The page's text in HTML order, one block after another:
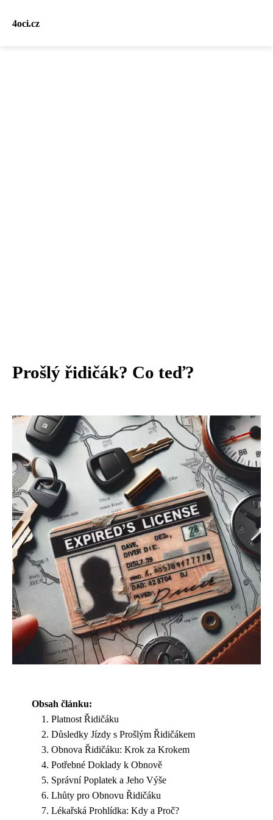
4oci.cz
Prošlý řidičák? Co teď?
Obsah článku:
Platnost Řidičáku
Důsledky Jízdy s Prošlým Řidičákem
Obnova Řidičáku: Krok za Krokem
Potřebné Doklady k Obnově
Správní Poplatek a Jeho Výše
Lhůty pro Obnovu Řidičáku
Lékařská Prohlídka: Kdy a Proč?